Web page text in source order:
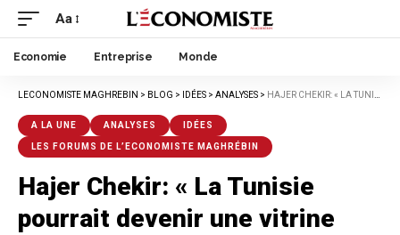
Aa
Economie Entreprise Monde
LECONOMISTE MAGHREBIN > BLOG > IDÉES > ANALYSES > HAJER CHEKIR: « LA TUNISIE POURRAIT DEVENIR UNE VITRINE INTERNATIONALE DE LA TRANSITION VERTE »
A LA UNE ANALYSES IDÉES
LES FORUMS DE L’ECONOMISTE MAGHRÉBIN
Hajer Chekir: « La Tunisie
pourrait devenir une vitrine